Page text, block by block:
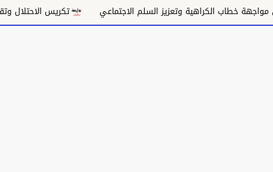
وتعزيز السلم الاجتماعي تكريس الاحتلال وتقويض السلام